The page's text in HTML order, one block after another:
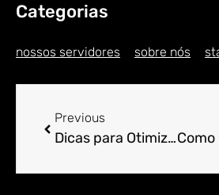
Categorias
nossos servidores sobre nós
Previous
Dicas para Otimizar o Carregamento de Sites WordPress